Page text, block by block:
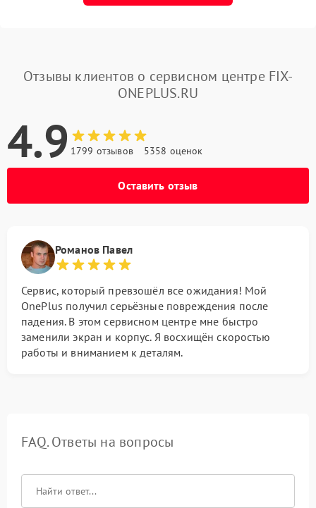
Отзывы клиентов о сервисном центре FIX-
ONEPLUS.RU
4.9 1799 отзывов 5358 оценок
Оставить отзыв
Романов Павел
Сервис, который превзошёл все ожидания! Мой
OnePlus получил серьёзные повреждения после
падения. В этом сервисном центре мне быстро
заменили экран и корпус. Я восхищён скоростью
работы и вниманием к деталям.
FAQ. Ответы на вопросы